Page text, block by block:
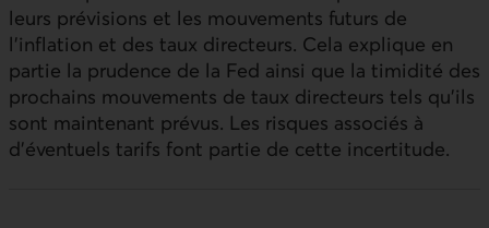
leurs prévisions et les mouvements futurs de
l’inflation et des taux directeurs. Cela explique en
partie la prudence de la Fed ainsi que la timidité des
prochains mouvements de taux directeurs tels qu’ils
sont maintenant prévus. Les risques associés à
d’éventuels tarifs font partie de cette incertitude.